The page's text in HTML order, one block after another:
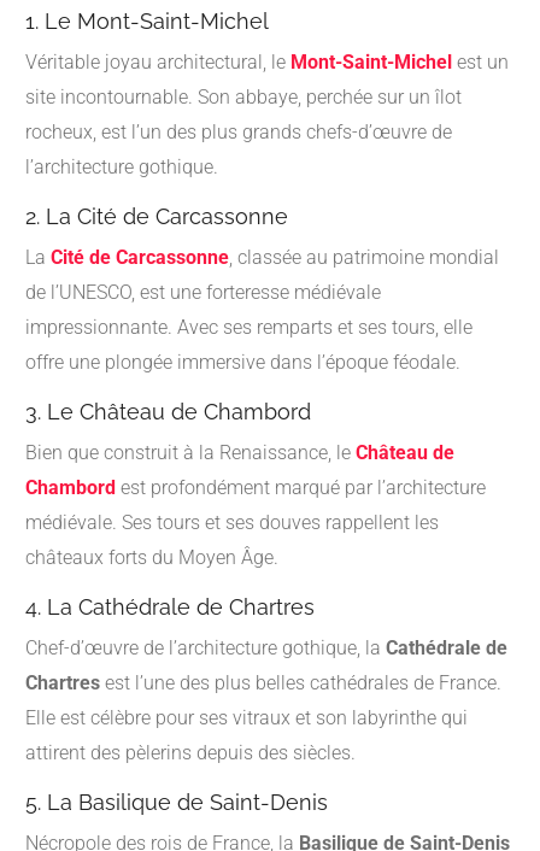
1. Le Mont-Saint-Michel
Véritable joyau architectural, le Mont-Saint-Michel est un
site incontournable. Son abbaye, perchée sur un îlot
rocheux, est l’un des plus grands chefs-d’œuvre de
l’architecture gothique.
2. La Cité de Carcassonne
La Cité de Carcassonne , classée au patrimoine mondial
de l’UNESCO, est une forteresse médiévale
impressionnante. Avec ses remparts et ses tours, elle
offre une plongée immersive dans l’époque féodale.
3. Le Château de Chambord
Bien que construit à la Renaissance, le Château de
Chambord est profondément marqué par l’architecture
médiévale. Ses tours et ses douves rappellent les
châteaux forts du Moyen Âge.
4. La Cathédrale de Chartres
Chef-d’œuvre de l’architecture gothique, la Cathédrale de
Chartres est l’une des plus belles cathédrales de France.
Elle est célèbre pour ses vitraux et son labyrinthe qui
attirent des pèlerins depuis des siècles.
5. La Basilique de Saint-Denis
Nécropole des rois de France, la Basilique de Saint-Denis